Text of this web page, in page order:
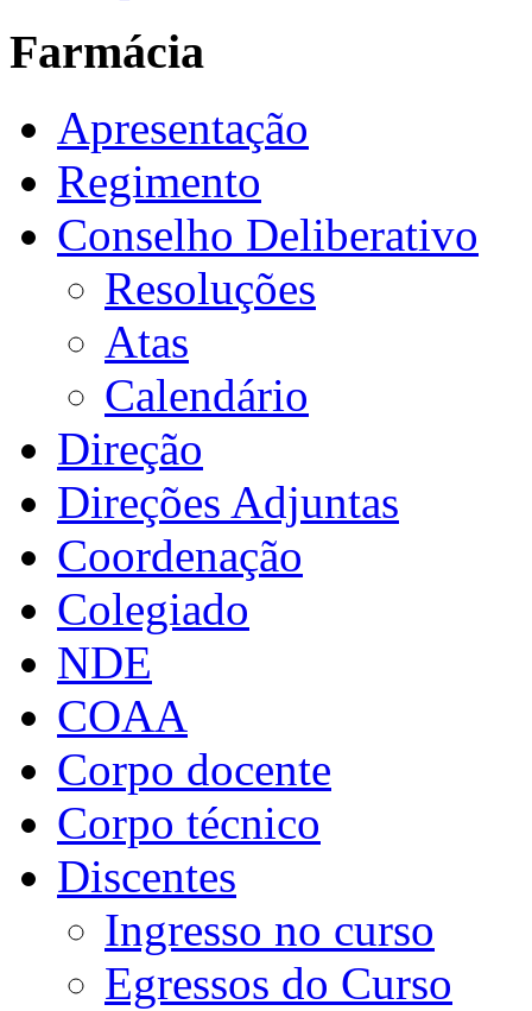
Farmácia
Apresentação
Regimento
Conselho Deliberativo
Resoluções
Atas
Calendário
Direção
Direções Adjuntas
Coordenação
Colegiado
NDE
COAA
Corpo docente
Corpo técnico
Discentes
Ingresso no curso
Egressos do Curso